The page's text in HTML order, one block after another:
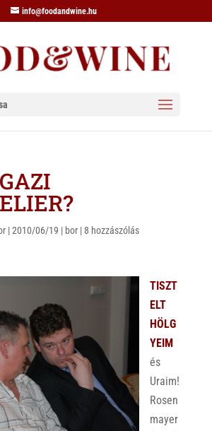
info@foodandwine.hu
|2010/06/19 | bor|8 hozzászólás
TISZT
ELT
HÖLG
YEIM
és
Uraim!
Rosen
mayer